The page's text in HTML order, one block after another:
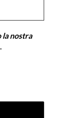
nostra
.